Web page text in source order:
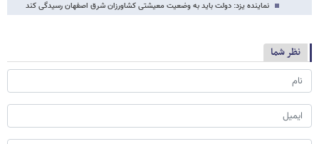
نماینده یزد: دولت باید به وضعیت معیشتی کشاورزان شرق اصفهان رسیدگی کند
نظر شما